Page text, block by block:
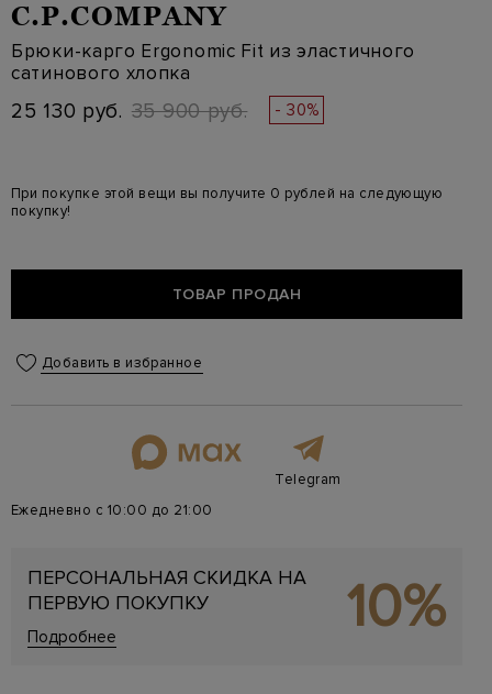
C.P.COMPANY
Брюки-карго Ergonomic Fit из эластичного
сатинового хлопка
25 130 руб. 35 900 руб. - 30%
При покупке этой вещи вы получите 0 рублей на следующую
покупку!
ТОВАР ПРОДАН
Добавить в избранное
Telegram
Ежедневно с 10:00 до 21:00
ПЕРСОНАЛЬНАЯ СКИДКА НА
ПЕРВУЮ ПОКУПКУ
Подробнее 10%